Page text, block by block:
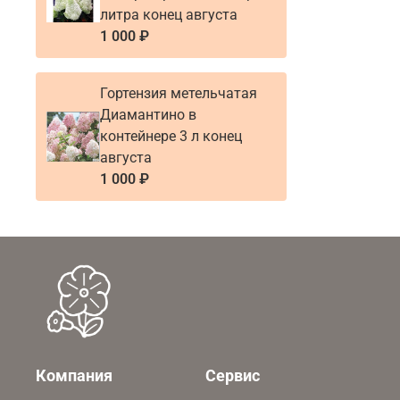
литра конец августа
1 000 ₽
Гортензия метельчатая
Диамантино в
контейнере 3 л конец
августа
1 000 ₽
Компания Сервис